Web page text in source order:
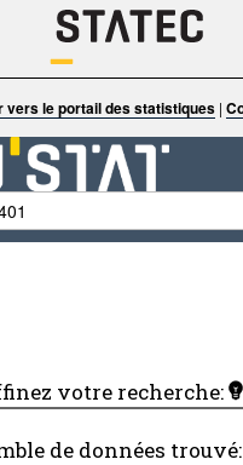
vers le portail des statistiques|
votre recherche:
de données trouvé: